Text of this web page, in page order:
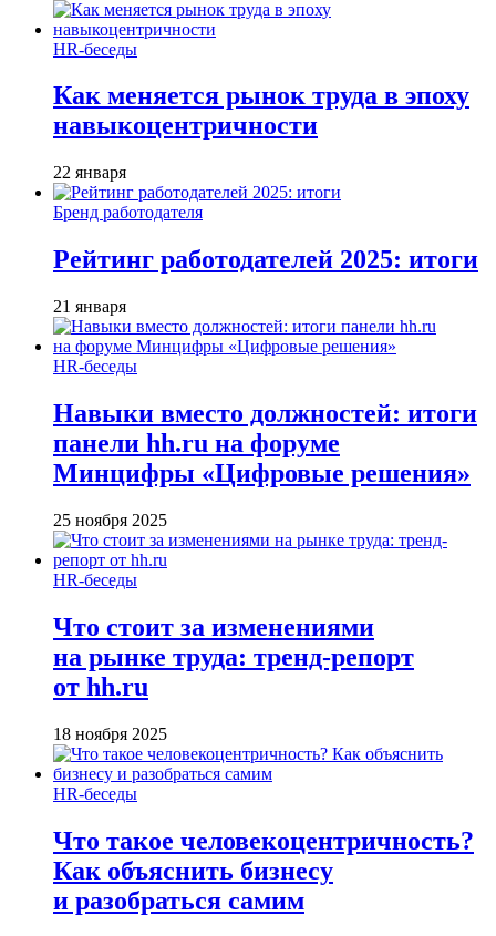
HR-беседы
Как меняется рынок труда в эпоху
навыкоцентричности
22 января
Бренд работодателя
Рейтинг работодателей 2025: итоги
21 января
HR-беседы
Навыки вместо должностей: итоги
панели hh.ru на форуме
Минцифры «Цифровые решения»
25 ноября 2025
HR-беседы
Что стоит за изменениями
на рынке труда: тренд-репорт
от hh.ru
18 ноября 2025
HR-беседы
Что такое человеко­центричность?
Как объяснить бизнесу
и разобраться самим